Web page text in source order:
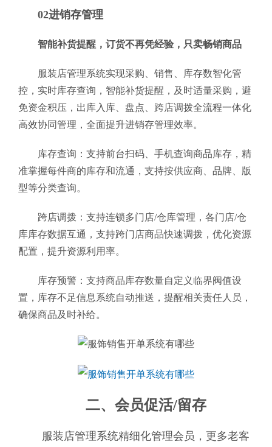
02进销存管理
智能补货提醒，订货不再凭经验，只卖畅销商品
服装店管理系统实现采购、销售、库存数智化管
控，实时库存查询，智能补货提醒，及时适量采购，避
免资金积压，出库入库、盘点、跨店调拨全流程一体化
高效协同管理，全面提升进销存管理效率。
库存查询：支持前台扫码、手机查询商品库存，精
准掌握每件商的库存和流通，支持按供应商、品牌、版
型等分类查询。
跨店调拨：支持连锁多门店/仓库管理，各门店/仓
库库存数据互通，支持跨门店商品快速调拨，优化资源
配置，提升资源利用率。
库存预警：支持商品库存数量自定义临界阀值设
置，库存不足信息系统自动推送，提醒相关责任人员，
确保商品及时补给。
二、会员促活/留存
服装店管理系统精细化管理会员，更多老客